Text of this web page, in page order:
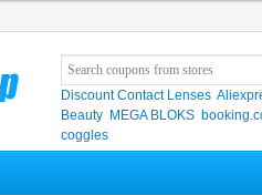
Discount Contact Lenses
Beauty MEGA BLOKS
coggles